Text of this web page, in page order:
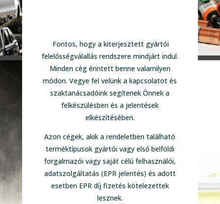
Fontos, hogy a kiterjesztett gyártói
felelősségválallás rendszere mindjárt indul.
Minden cég érintett benne valamilyen
módon. Vegye fel velünk a kapcsolatot és
szaktanácsadóink segítenek Önnek a
felkészülésben és a jelentések
elkészítésében.
Azon cégek, akik a rendeletben található
terméktípusok gyártói vagy első belföldi
forgalmazói vagy saját célú felhasználói,
adatszolgáltatás (EPR jelentés) és adott
esetben EPR díj fizetés kötelezettek
lesznek.